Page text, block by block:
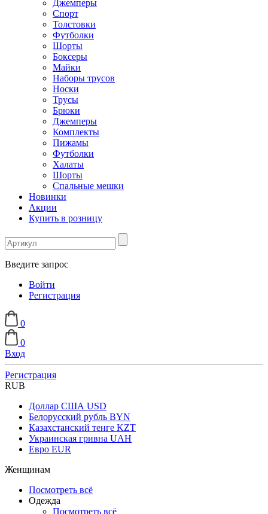
Джемперы
Спорт
Толстовки
Футболки
Шорты
Боксеры
Майки
Наборы трусов
Носки
Трусы
Брюки
Джемперы
Комплекты
Пижамы
Футболки
Халаты
Шорты
Спальные мешки
Новинки
Акции
Купить в розницу
Введите запрос
Войти
Регистрация
0
0
Вход
Регистрация
RUB
Доллар США USD
Белорусский рубль BYN
Казахстанский тенге KZT
Украинская гривна UAH
Евро EUR
Женщинам
Посмотреть всё
Одежда
Посмотреть всё